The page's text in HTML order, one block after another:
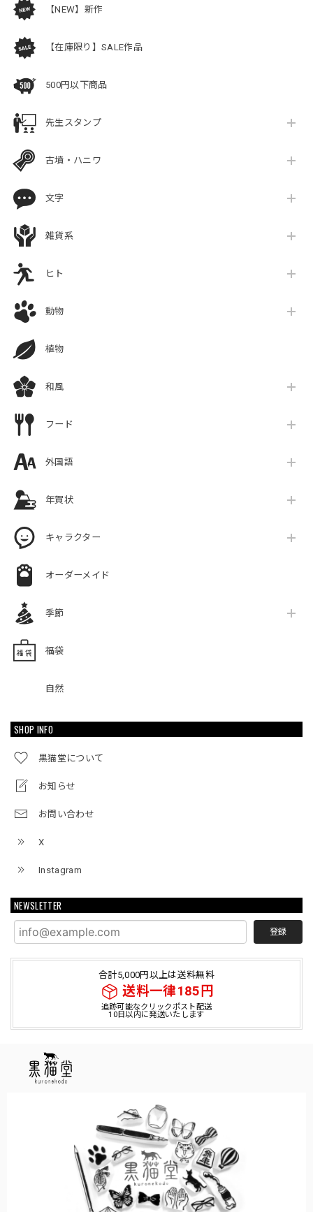
【NEW】新作
【在庫限り】SALE作品
500円以下商品
先生スタンプ
古墳・ハニワ
文字
雑貨系
ヒト
動物
植物
和風
フード
外国語
年賀状
キャラクター
オーダーメイド
季節
福袋
自然
SHOP INFO
黒猫堂について
お知らせ
お問い合わせ
X
Instagram
NEWSLETTER
登録
合計5,000円以上は送料無料
送料一律185円
追跡可能なクリックポスト配送
10日以内に発送いたします